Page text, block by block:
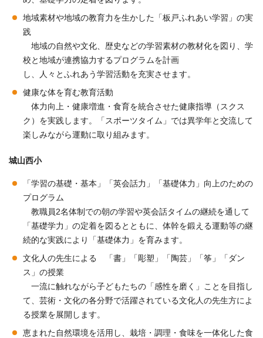
地域素材や地域の教育力を生かした「板戸ふれあい学習」の実
践
地域の自然や文化、歴史などの学習素材の教材化を図り、学
校と地域が連携協力するプログラムを計画
し、人々とふれあう学習活動を充実させます。
健康な体を育む教育活動
体力向上・健康増進・食育を統合させた健康指導（スクス
ク）を実践します。「スポーツタイム」では異学年と交流して
楽しみながら運動に取り組みます。
城山西小
「学習の基礎・基本」「英会話力」「基礎体力」向上のための
プログラム
教職員2名体制での朝の学習や英会話タイムの継続を通して
「基礎学力」の定着を図るとともに、体幹を鍛える運動等の継
続的な実践により「基礎体力」を育みます。
文化人の先生による 「書」「彫塑」「陶芸」「筝」「ダン
ス」の授業
一流に触れながら子どもたちの「感性を磨く」ことを目指し
て、芸術・文化の各分野で活躍されている文化人の先生方によ
る授業を展開します。
恵まれた自然環境を活用し、栽培・調理・食味を一体化した食